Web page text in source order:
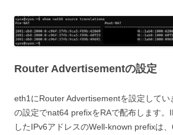
Router Advertisementの設定
eth1にRouter Advertisementを設定してい
の設定でnat64 prefixをRAで配布します。
したIPv6アドレスのWell-known prefixは